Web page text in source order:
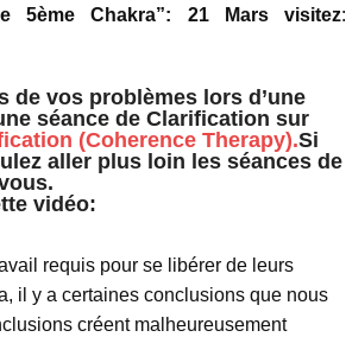
5ème Chakra”: 21 Mars visitez:
de vos problèmes lors d’une
séance de Clarification sur
(Coherence Therapy).Si
aller plus loin les séances de
vidéo:
requis pour se libérer de leurs
il y a certaines conclusions que nous
créent malheureusement